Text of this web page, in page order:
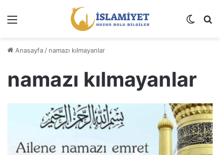
Dış
Anasayfa / namazı kılmayanlar
namazı kılmayanlar